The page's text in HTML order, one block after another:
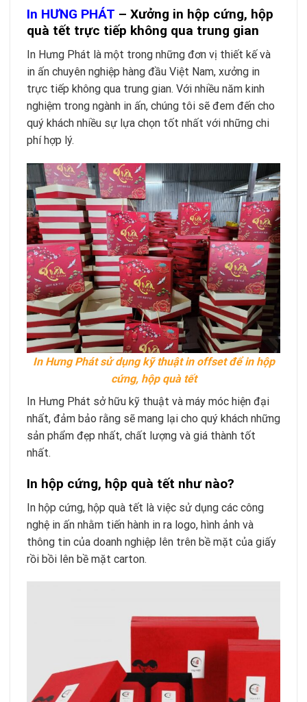
In HƯNG PHÁT – Xưởng in hộp cứng, hộp
quà tết trực tiếp không qua trung gian
In Hưng Phát là một trong những đơn vị thiết kế và
in ấn chuyên nghiệp hàng đầu Việt Nam, xưởng in
trực tiếp không qua trung gian. Với nhiều năm kinh
nghiệm trong ngành in ấn, chúng tôi sẽ đem đến cho
quý khách nhiều sự lựa chọn tốt nhất với những chi
phí hợp lý.
In Hưng Phát sử dụng kỹ thuật in offset để in hộp
cứng, hộp quà tết
In Hưng Phát sở hữu kỹ thuật và máy móc hiện đại
nhất, đảm bảo rằng sẽ mang lại cho quý khách những
sản phẩm đẹp nhất, chất lượng và giá thành tốt
nhất.
In hộp cứng, hộp quà tết như nào?
In hộp cứng, hộp quà tết là việc sử dụng các công
nghệ in ấn nhằm tiến hành in ra logo, hình ảnh và
thông tin của doanh nghiệp lên trên bề mặt của giấy
rồi bồi lên bề mặt carton.